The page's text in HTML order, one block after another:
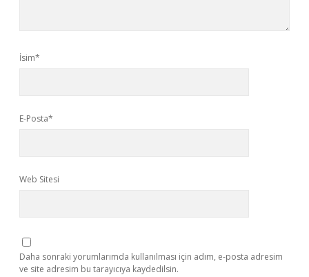
İsim*
E-Posta*
Web Sitesi
Daha sonraki yorumlarımda kullanılması için adım, e-posta adresim
ve site adresim bu tarayıcıya kaydedilsin.